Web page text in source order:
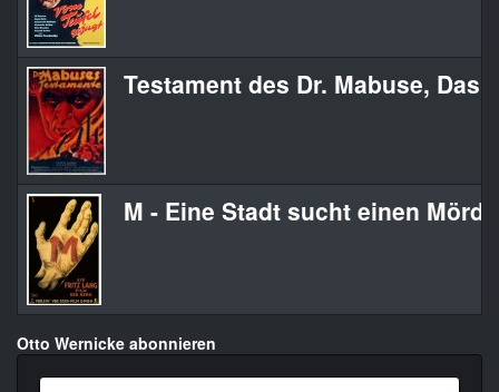
Testament des Dr. Mabuse, Das
M - Eine Stadt sucht einen
Otto Wernicke abonnieren